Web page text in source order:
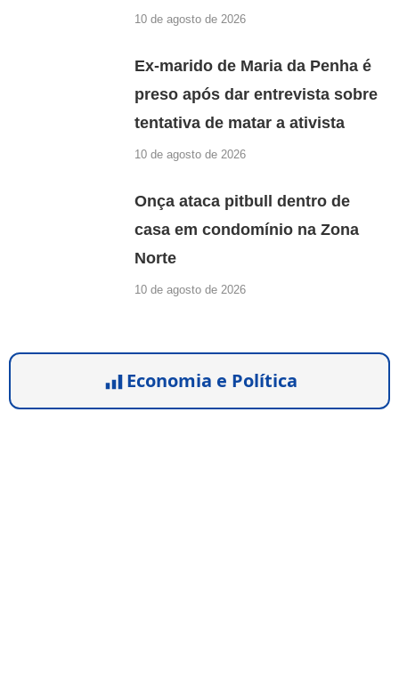
10 de agosto de 2026
Ex-marido de Maria da Penha é
preso após dar entrevista sobre
tentativa de matar a ativista
10 de agosto de 2026
Onça ataca pitbull dentro de
casa em condomínio na Zona
Norte
10 de agosto de 2026
Economia e Política